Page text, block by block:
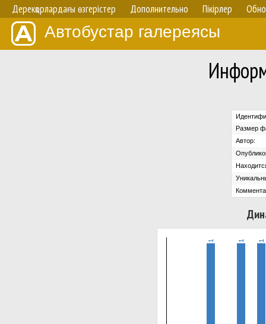
Дерекқорлардағы өзгерістер Дополнительно Пікірлер
Автобустар галереясы
Размер
Автор: